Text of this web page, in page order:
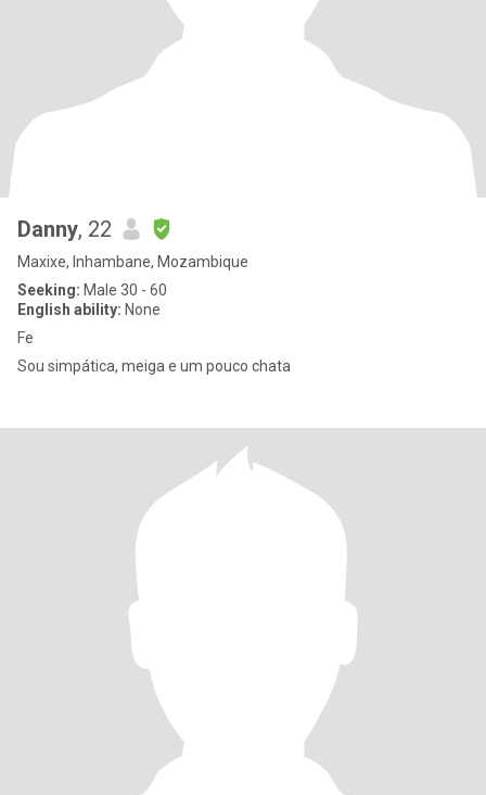
Danny, 22
Maxixe, Inhambane, Mozambique
Seeking: Male 30 - 60
English ability: None
Fe
Sou simpática, meiga e um pouco chata